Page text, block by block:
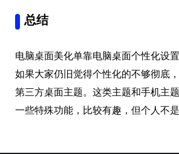
电脑桌面美化单靠电脑桌面个性化设
第三方桌面主题。这类主题和手机主
一些特殊功能，比较有趣，但个人不